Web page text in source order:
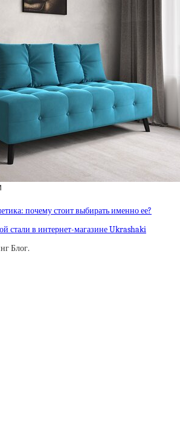
почему стоит выбирать именно ее?
стали в интернет-магазине Ukrashaki
Блог.